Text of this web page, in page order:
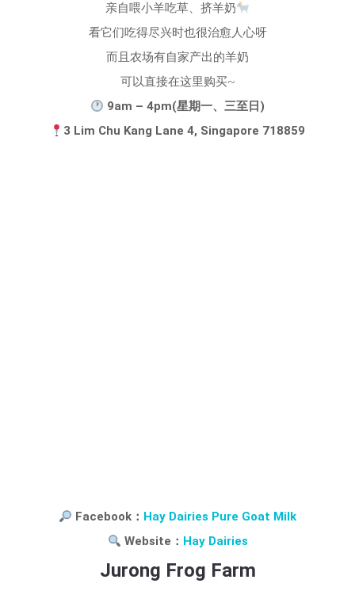
亲自喂小羊吃草、挤羊奶
看它们吃得尽兴时也很治愈人心呀
而且农场有自家产出的羊奶
可以直接在这里购买~
9am – 4pm(星期一、三至日)
3 Lim Chu Kang Lane 4, Singapore 718859
Facebook： Hay Dairies Pure Goat Milk
Website： Hay Dairies
Jurong Frog Farm